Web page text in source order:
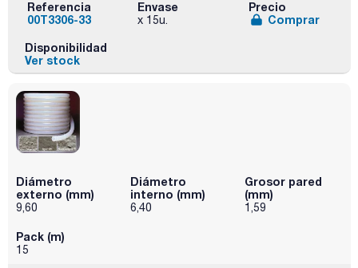
Referencia
00T3306-33
Envase
x 15u.
Precio
Comprar
Disponibilidad
Ver stock
Diámetro
externo (mm)
9,60
Diámetro
interno (mm)
6,40
Grosor pared
(mm)
1,59
Pack (m)
15